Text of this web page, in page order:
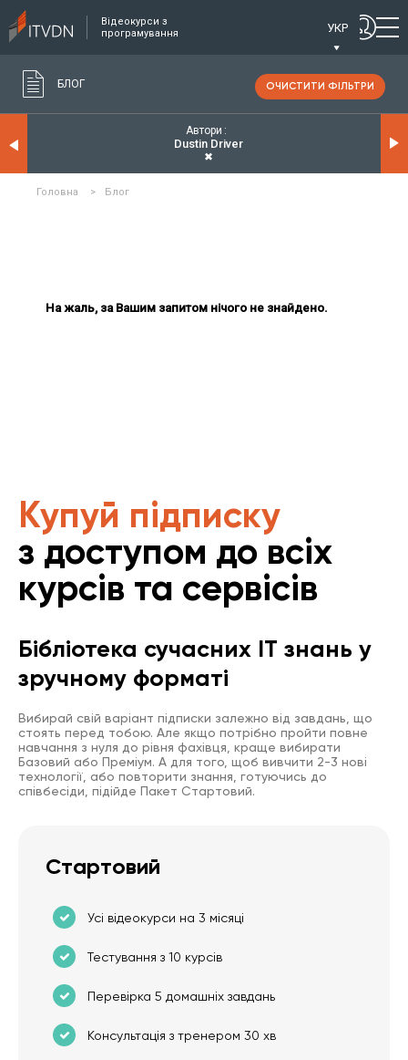
Відеокурси з
програмування
УКР
БЛОГ ОЧИСТИТИ ФІЛЬТРИ
Автори
Dustin Driver
✖
Головна > Блог
На жаль, за Вашим запитом нічого не знайдено.
Купуй підписку
з доступом до всіх
курсів та сервісів
Бібліотека сучасних IT знань у
зручному форматі
Вибирай свій варіант підписки залежно від завдань, що
стоять перед тобою. Але якщо потрібно пройти повне
навчання з нуля до рівня фахівця, краще вибирати
Базовий або Преміум. А для того, щоб вивчити 2-3 нові
технології, або повторити знання, готуючись до
співбесіди, підійде Пакет Стартовий.
Стартовий
Усі відеокурси на 3 місяці
Тестування з 10 курсів
Перевірка 5 домашніх завдань
Консультація з тренером 30 хв